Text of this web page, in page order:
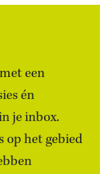
een
én
je inbox.
op het gebied